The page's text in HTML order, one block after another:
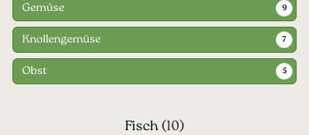
Gemüse 9
Knollengemüse 7
Obst 5
Fisch (10)